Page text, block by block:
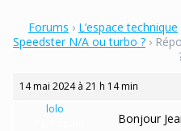
Forums › L’espace technique
Speedster N/A ou turbo ? ›
14 mai 2024 à 21 h 14 min
lolo
Bonjour